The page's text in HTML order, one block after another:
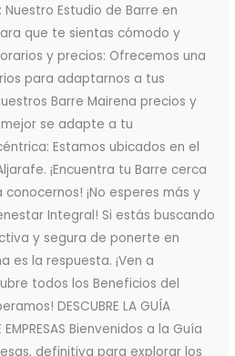
Estudio de Barre en
que te sientas cómodo y
y precios: Ofrecemos una
para adaptarnos a tus
Barre Mairena precios y
se adapte a tu
Estamos ubicados en el
¡Encuentra tu Barre cerca
¡No esperes más y
Integral! Si estás buscando
y segura de ponerte en
es la respuesta. ¡Ven a
todos los Beneficios del
DESCUBRE LA GUÍA
EMPRESAS Bienvenidos a la Guía
definitiva para explorar los